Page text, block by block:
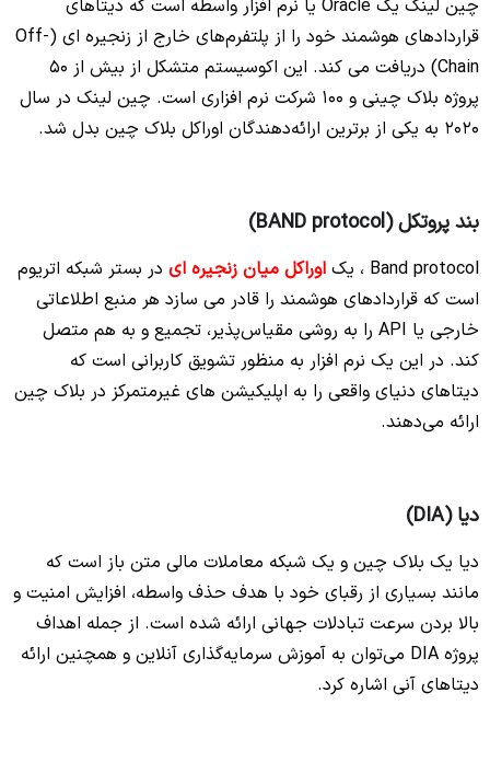
چین لینک یک Oracle یا نرم افزار واسطه است که دیتاهای
قراردادهای هوشمند خود را از پلتفرم‌های خارج از زنجیره ای (Off-
Chain) دریافت می کند. این اکوسیستم متشکل از بیش از 50
پروژه بلاک چینی و 100 شرکت نرم افزاری است. چین لینک در سال
2020 به یکی از برترین ارائه‌دهندگان اوراکل بلاک چین بدل شد.
بند پروتکل (BAND protocol)
Band protocol ، یک اوراکل میان زنجیره ای در بستر شبکه اتریوم
است که قراردادهای هوشمند را قادر می سازد هر منبع اطلاعاتی
خارجی یا API را به روشی مقیاس‌پذیر، تجمیع و به هم متصل
کند. در این یک نرم افزار به منظور تشویق کاربرانی است که
دیتاهای دنیای واقعی را به اپلیکیشن های غیرمتمرکز در بلاک چین
ارائه می‌دهند.
دیا (DIA)
دیا یک بلاک چین و یک شبکه معاملات مالی متن باز است که
مانند بسیاری از رقبای خود با هدف حذف واسطه، افزایش امنیت و
بالا بردن سرعت تبادلات جهانی ارائه شده است. از جمله اهداف
پروژه DIA می‌توان به آموزش سرمایه‌گذاری آنلاین و همچنین ارائه
دیتاهای آنی اشاره کرد.